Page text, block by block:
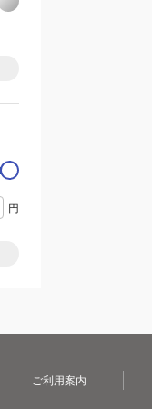
円
ご利用案内